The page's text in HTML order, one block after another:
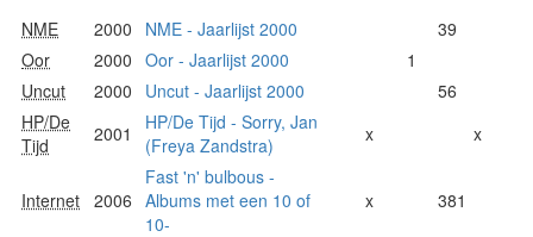
NME 2000 NME - Jaarlijst 2000
39
Oor
2000 Oor - Jaarlijst 2000
1
Uncut
2000 Uncut - Jaarlijst 2000
56
HP/De
Tijd
2001
HP/De Tijd - Sorry, Jan
(Freya Zandstra)
x x
Internet 2006
Fast 'n' bulbous -
Albums met een 10 of
10-
x 381